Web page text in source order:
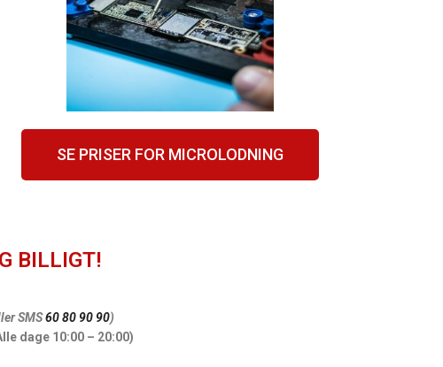
SE PRISER FOR MICROLODNING
BILLIGT!
SMS60 80 90 90)
dage 10:00 – 20:00)